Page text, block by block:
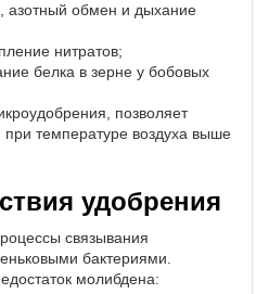
азотный обмен и дыхание
нитратов;
белка в зерне у бобовых
позволяет
при температуре воздуха выше
удобрения
связывания
бактериями.
молибдена: